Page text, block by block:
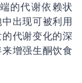
的代谢依赖状
中出现可被利用
代谢变化的深
增强生酮饮食